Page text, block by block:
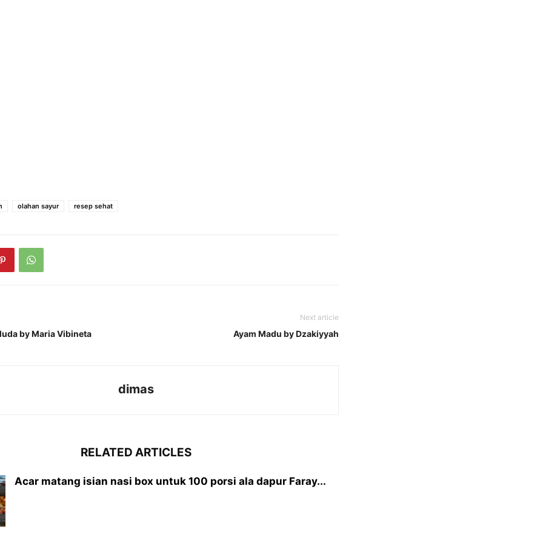
olahan sayur resep sehat
by Maria Vibineta
Next article
Ayam Madu by Dzakiyyah
dimas
RELATED ARTICLES
Acar matang isian nasi box untuk 100 porsi ala dapur Faray...